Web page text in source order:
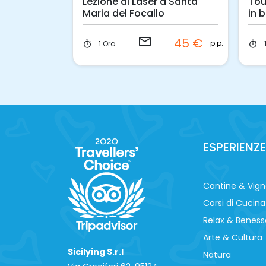
Maria del Focallo
timer 1 Ora email 45 € p.p.
in
timer
Sicilying S.r.l
ESPERIENZE
Cantine &
Corsi di Cucina
Relax &
Arte & Cultura
Natura